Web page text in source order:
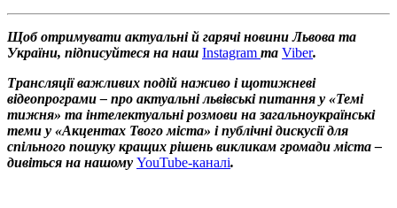
Щоб отримувати актуальні й гарячі новини Львова та
України, підписуйтеся на наш Instagram та Viber.
Трансляції важливих подій наживо і щотижневі
відеопрограми – про актуальні львівські питання у «Темі
тижня» та інтелектуальні розмови на загальноукраїнські
теми у «Акцентах Твого міста» і публічні дискусії для
спільного пошуку кращих рішень викликам громади міста –
дивіться на нашому YouTube-каналі.